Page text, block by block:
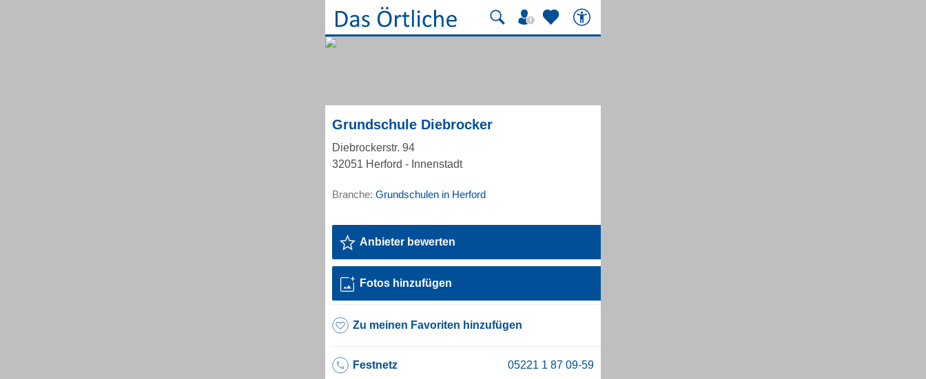
Grundschule Diebrocker
Diebrockerstr. 94
32051 Herford - Innenstadt
Branche: Grundschulen in Herford
Anbieter bewerten
Fotos hinzufügen
Zu meinen Favoriten hinzufügen
Festnetz